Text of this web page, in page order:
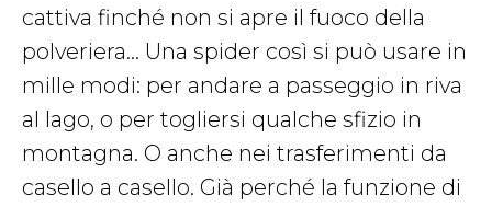
cattiva finché non si apre il fuoco della
polveriera… Una spider così si può usare in
mille modi: per andare a passeggio in riva
al lago, o per togliersi qualche sfizio in
montagna. O anche nei trasferimenti da
casello a casello. Già perché la funzione di